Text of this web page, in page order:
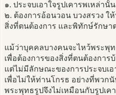
๑. ประจบเอาใจรูปเคารพเหล่านั้
๒. ต้องการอ้อนวอน บวงสรวง ใ
สิ่งที่ตนต้องการ และพิทักษ์รักษ
แม้ว่าบุคคลบางคนจะไหว้พระพุ
เพื่อต้องการของสิ่งที่ตนต้องการ
แต่ไม่มีลักษณะของการประจบเ
เพื่อไม่ให้ท่านโกรธ อย่างที่พวก
พระพุทธรูปจึงไม่เหมือนกับรูปเค